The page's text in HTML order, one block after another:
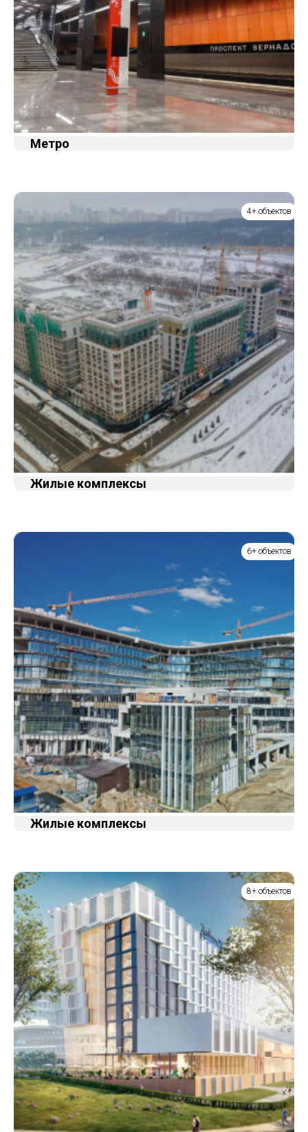
Метро
Жилые комплексы
4+ объектов
Жилые комплексы
6+ объектов
8+ объектов